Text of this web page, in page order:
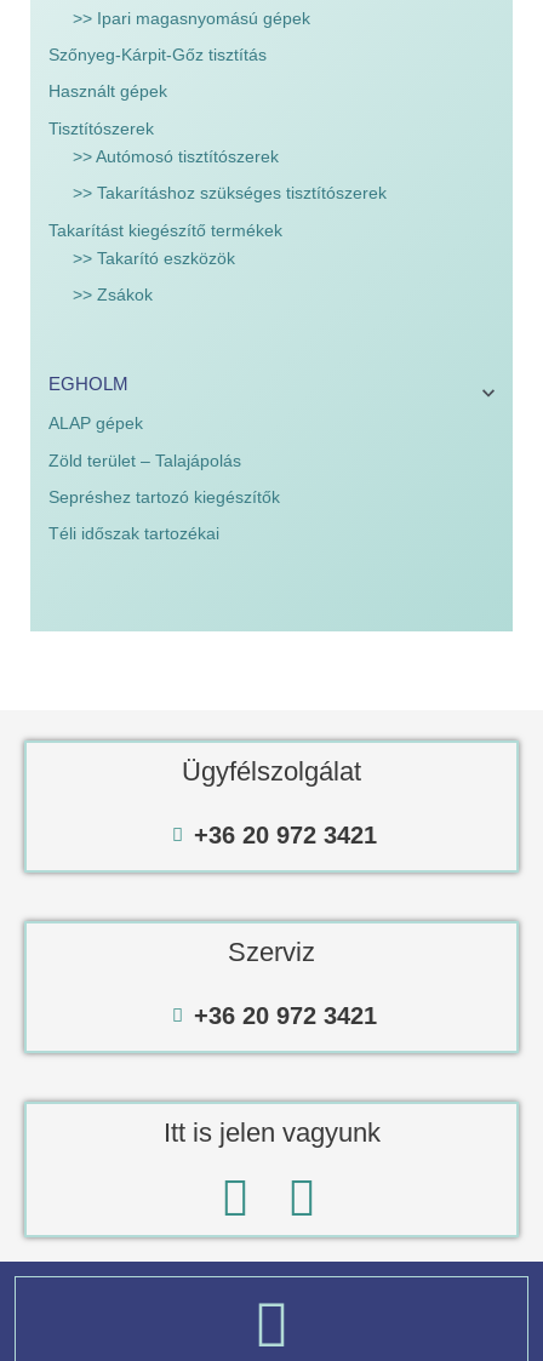
>> Ipari magasnyomású gépek
Szőnyeg-Kárpit-Gőz tisztítás
Használt gépek
Tisztítószerek
>> Autómosó tisztítószerek
>> Takarításhoz szükséges tisztítószerek
Takarítást kiegészítő termékek
>> Takarító eszközök
>> Zsákok
EGHOLM
ALAP gépek
Zöld terület – Talajápolás
Sepréshez tartozó kiegészítők
Téli időszak tartozékai
Ügyfélszolgálat
+36 20 972 3421
Szerviz
+36 20 972 3421
Itt is jelen vagyunk